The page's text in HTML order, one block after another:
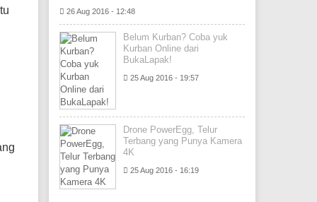
26 Aug 2016 - 12:48
Belum Kurban? Coba yuk
Kurban Online dari
BukaLapak!
25 Aug 2016 - 19:57
Drone PowerEgg, Telur
Terbang yang Punya Kamera
4K
25 Aug 2016 - 16:19